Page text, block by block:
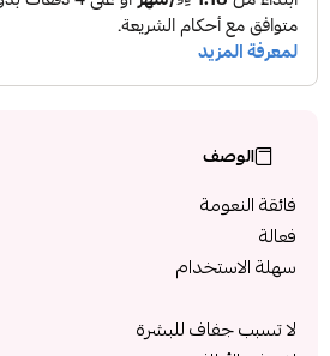
الوصف
فائقة النعومة
فعالة
سهلة الاستخدام
لا تسبب جفاف للبشرة